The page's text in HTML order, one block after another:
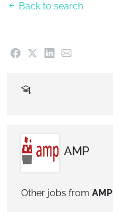
Back to search
AMP
Other jobs from AMP